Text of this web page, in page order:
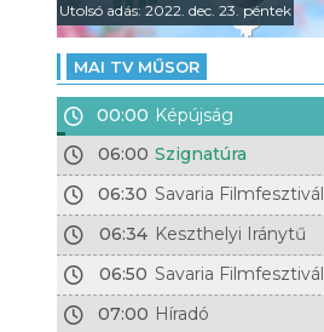
Utolsó adás: 2022. dec. 23. péntek
MAI TV MŰSOR
00:00 Képújság
06:00 Szignatúra
06:30 Savaria Filmfesztivál
06:34 Keszthelyi Iránytű
06:50 Savaria Filmfesztivál
07:00 Híradó